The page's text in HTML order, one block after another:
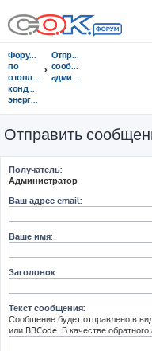
Форумы
по
отоплению,
кондиционированию,
энергосбережению
Отправить
сообщение
администрации
Отправить
Получатель:
Администратор
Ваш адрес email:
Ваше имя:
Заголовок:
Текст сообщения:
Сообщение будет отправлено в
или BBCode. В качестве